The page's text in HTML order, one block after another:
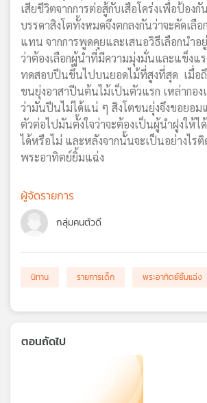
เครือ
ข่าย
วิทยุ
ไทย
เอส
แผนที่
ข่าย
เสียชีวิตจากการต่อสู้กับเสือโคร่งเพื่อป้องกั
บรรดาสิงโตทั้งหมดจึงตกลงกันว่าจะคัดเลื
แทน จากการพูดคุยและเสนอวิธีเลือกนำอ
ว่าต้องเลือกผู้นำที่มีความมุ่งมั่นและแข็งแ
ทดสอบปีนขึ้นไปบนยอดไม้ที่สูงที่สุด เมื่อ
ขนยุ่งอาสาปีนต้นไม้เป็นตัวแรก เหล่ากอง
ว่ามันปีนไม่ได้แน่ ๆ สิงโตขนยุ่งจึงขอยอม
ตัวต่อไปมันตั้งใจว่าจะต้องเป็นผู้นำฝูงให้ไ
ได้หรือไม่ และหลังจากนั้นจะเป็นอย่างไรติ
พระอาทิตย์ยิ้มแฉ่ง
ผู้จัดรายการ
กลุ่มคนตัวดี
นิทาน รายการเด็ก พระอาทิตย์ยิ้มแฉ่ง
ตอนถัดไป